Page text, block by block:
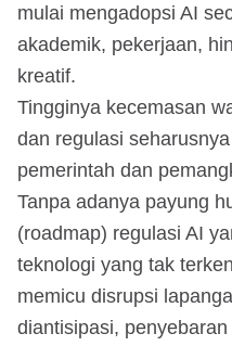
mulai mengadopsi AI
akademik, pekerjaan,
kreatif.
Tingginya kecemasan
dan regulasi
pemerintah dan
Tanpa adanya payung
(roadmap) regulasi AI
teknologi yang tak
memicu disrupsi
diantisipasi,